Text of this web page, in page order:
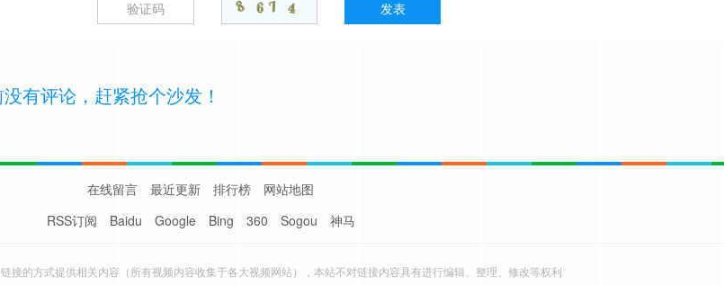
有评论，赶紧抢个沙发！
在线留言 最近更新 排行榜
网站地图
RSS订阅
Baidu Google Bing 360 Sogou 神马
接的方式提供相关内容（所有视频内容收集于各大视频网站），本站不对链接内容具有进行编辑、整理、修改等权利